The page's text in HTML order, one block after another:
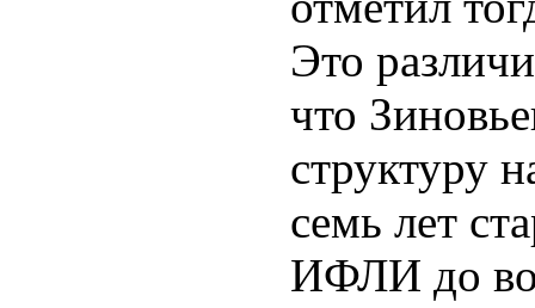
Это
что
структуру
семь лет
ИФЛИ до